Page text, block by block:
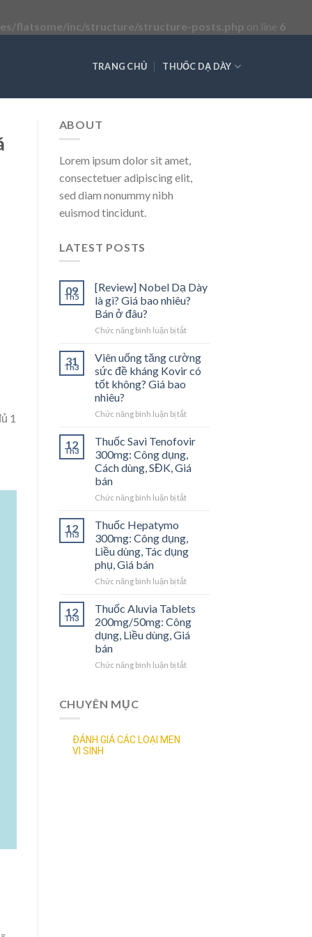
flatsome/inc/structure/structure-posts.php on line 6
TRANG CHỦ THUỐC DẠ DÀY
1
ABOUT
Lorem ipsum dolor sit amet,
consectetuer adipiscing elit,
sed diam nonummy nibh
euismod tincidunt.
LATEST POSTS
09
Th5
[Review] Nobel Dạ Dày
là gì? Giá bao nhiêu?
Bán ở đâu?
Chức năng bình luận bị tắtở
Nobel
Dạ
Dày
Giá
nhiêu?
ở
đâu?
31
Th3
Viên uống tăng cường
sức đề kháng Kovir có
tốt không? Giá bao
nhiêu?
Chức năng bình luận bị tắtở
uống
cường
sức
kháng
không?
Giá
nhiêu?
12
Th3
Thuốc Savi Tenofovir
300mg: Công dụng,
Cách dùng, SĐK, Giá
bán
Chức năng bình luận bị tắtở
300mg:
Công
Cách
SĐK,
bán
12
Th3
Thuốc Hepatymo
300mg: Công dụng,
Liều dùng, Tác dụng
phụ, Giá bán
Chức năng bình luận bị tắtở
Hepatymo
Công
dụng,
dùng,
12
Th3
Thuốc Aluvia Tablets
200mg/50mg: Công
dụng, Liều dùng, Giá
bán
Chức năng bình luận bị tắtở
CHUYÊN MỤC
ĐÁNH GIÁ CÁC LOẠI MEN
VI SINH